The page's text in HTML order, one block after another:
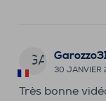
GA
30 JANVIER
Très bonne